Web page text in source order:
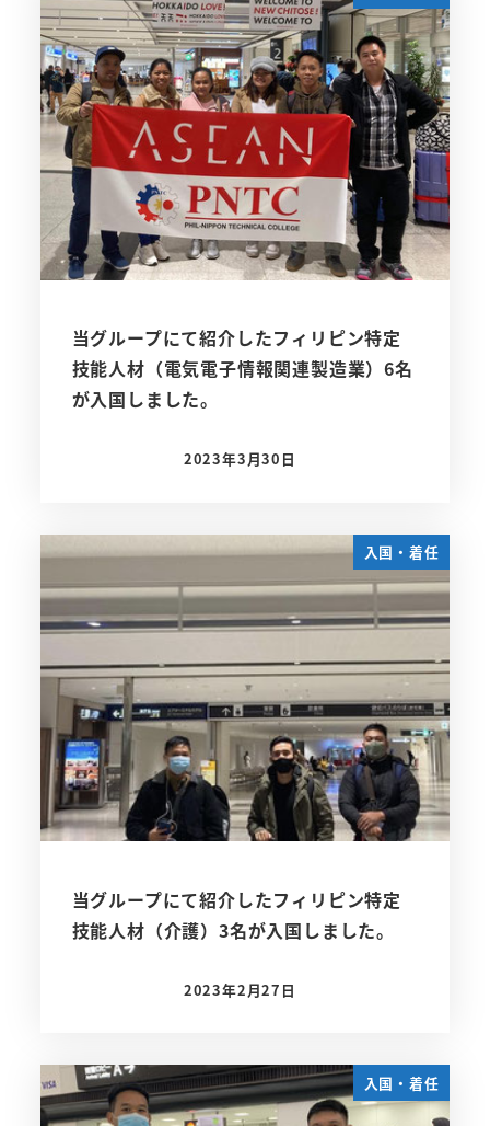
当グループにて紹介したフィリピン特定
技能人材（電気電子情報関連製造業）6名
が入国しました。
投稿日
2023年3月30日
入国・着任
当グループにて紹介したフィリピン特定
技能人材（介護）3名が入国しました。
投稿日
2023年2月27日
入国・着任